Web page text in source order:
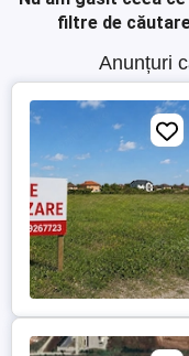
filtre de
Anunțuri